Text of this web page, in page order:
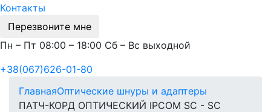
Контакты
Перезвоните мне
Пн – Пт 08:00 – 18:00 Сб – Вс выходной
+38(067)626-01-80
ГлавнаяОптические шнуры и адаптеры
ПАТЧ-КОРД ОПТИЧЕСКИЙ IPCOM SC - SC